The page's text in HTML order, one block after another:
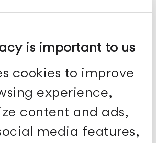
is important to us
cookies to improve
experience,
content and ads,
media features,